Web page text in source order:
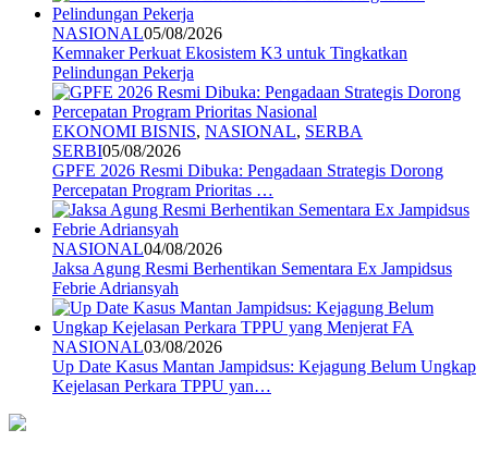
NASIONAL05/08/2026
Kemnaker Perkuat Ekosistem K3 untuk Tingkatkan
Pelindungan Pekerja
EKONOMI BISNIS, NASIONAL, SERBA
SERBI05/08/2026
GPFE 2026 Resmi Dibuka: Pengadaan Strategis Dorong
Percepatan Program Prioritas …
NASIONAL04/08/2026
Jaksa Agung Resmi Berhentikan Sementara Ex Jampidsus
Febrie Adriansyah
NASIONAL03/08/2026
Up Date Kasus Mantan Jampidsus: Kejagung Belum Ungkap
Kejelasan Perkara TPPU yan…